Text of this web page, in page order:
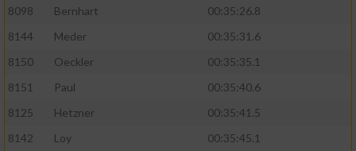
8098
Bernhart
00:35:26.8
8144
Meder
00:35:31.6
8150
Oeckler
00:35:35.1
8151
Paul
00:35:40.6
8125
Hetzner
00:35:41.5
8142
Loy 00:35:45.1